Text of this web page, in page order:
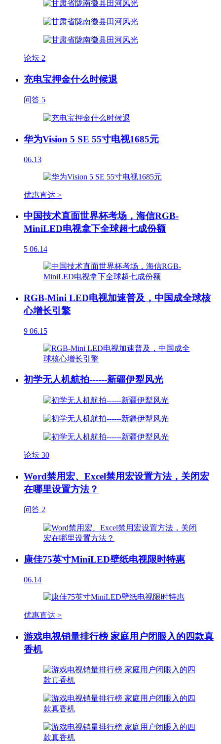
论坛 2
充电宝押金什么时候退
问答 5
华为Vision 5 SE 55寸电视1685元
06.13
优惠直达 >
中国技术直面世界杯考场，海信RGB-
MiniLED电视拿下全球超七成份额
5 06.14
RGB-Mini LED电视加速普及，中国成全球核
心增长引擎
9 06.15
初学无人机航拍------新疆伊犁风光
论坛 30
Word禁用宏、Excel禁用宏设置方法，关闭宏
在哪里设置方法？
问答 2
康佳75英寸MiniLED壁纸电视限时特惠
06.14
优惠直达 >
游戏电视销量排行榜 家庭用户闭眼入的四款真
香机